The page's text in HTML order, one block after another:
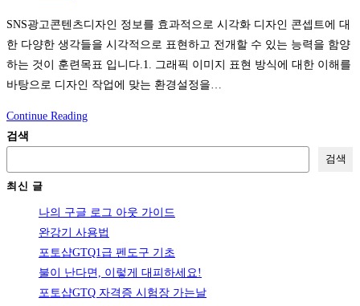
년)
SNS광고콘텐츠디자인 정보를 효과적으로 시각화 디자인 콘셉트에 대
한 다양한 생각들을 시각적으로 표현하고 전개할 수 있는 능력을 함양
하는 것이 훈련목표 입니다.1. 그래픽 이미지 표현 방식에 대한 이해를
바탕으로 디자인 작업에 맞는 환경설정을…
Continue ReadingSNS
디
인
(미
리
캔
버
검색
검색
최신 글
나의 구글 로그 아웃 가이드
완강기 사용법
포토샵GTQ1급 펜도구 기초
불이 난다면, 이렇게 대피하세요!
포토샵GTQ 자격증 시험장 가는날